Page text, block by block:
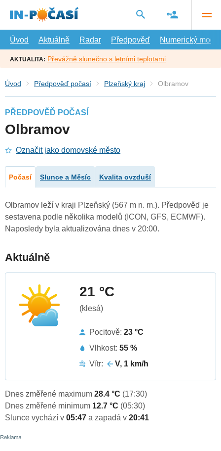
hlavní
Úvod
Aktuálně Radar Předpověď Numerický model
AKTUALITA: Převážně slunečno s letními teplotami
Úvod Předpověď počasí Plzeňský kraj Olbramov
PŘEDPOVĚĎ POČASÍ
Olbramov
Označit jako domovské město
Počasí Slunce a Měsíc Kvalita ovzduší
Olbramov leží v kraji Plzeňský (567 m n. m.). Předpověď je
sestavena podle několika modelů (ICON, GFS, ECMWF).
Naposledy byla aktualizována dnes v 20:00.
Aktuálně
21 °C
(klesá)
Pocitově: 23 °C
Vlhkost: 55 %
Vítr:
V, 1 km/h
Dnes změřené maximum 28.4 °C (17:30)
Dnes změřené minimum 12.7 °C (05:30)
Slunce vychází v 05:47 a zapadá v 20:41